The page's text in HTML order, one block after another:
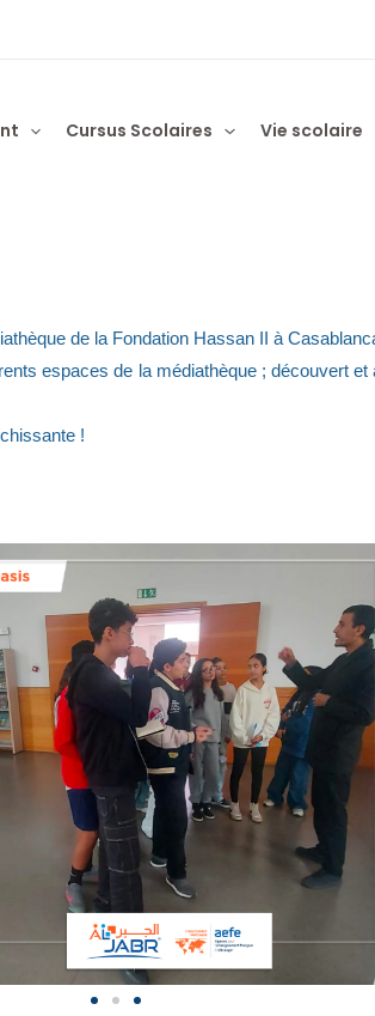
Cursus Scolaires Vie scolaire
de la Fondation Hassan II à
espaces de la médiathèque ; découvert
!